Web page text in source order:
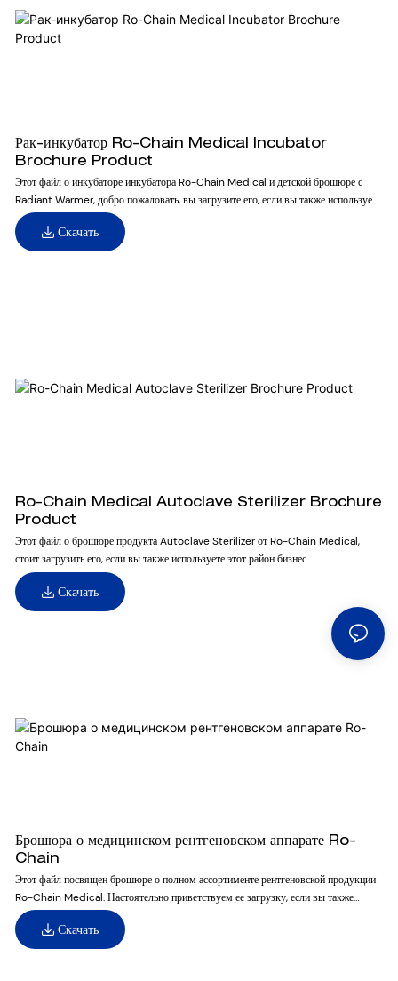
Рак-инкубатор Ro-Chain Medical Incubator
Brochure Product
Этот файл о инкубаторе инкубатора Ro-Chain Medical и детской брошюре с
Radiant Warmer, добро пожаловать, вы загрузите его, если вы также используете
этот район бизнес
Скачать
Ro-Chain Medical Autoclave Sterilizer Brochure
Product
Этот файл о брошюре продукта Autoclave Sterilizer от Ro-Chain Medical,
стоит загрузить его, если вы также используете этот район бизнес
Скачать
Брошюра о медицинском рентгеновском аппарате Ro-
Chain
Этот файл посвящен брошюре о полном ассортименте рентгеновской продукции
Ro-Chain Medical. Настоятельно приветствуем ее загрузку, если вы также
ведете бизнес в этой области.
Скачать